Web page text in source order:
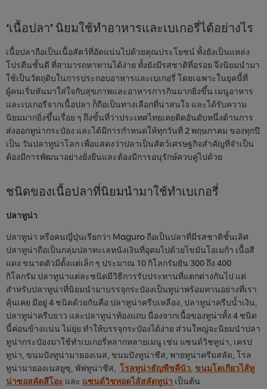
‘เนื้อปลา’ นิยมใช้ทำอาหารและเบเกอรี่ได้อย่างไร
เนื้อปลาถือเป็นเนื้อสัตว์ที่อัดแน่นไปด้วยคุณประโยชน์ ทั้งยังเป็นแหล่ง
โปรตีนชั้นดี ที่สามารถหาทานได้ง่าย ทั้งยังมีรสชาติที่อร่อย จึงนิยมนำมา
ใช้เป็นวัตถุดิบในการประกอบอาหารและเบเกอรี่ โดยเฉพาะในยุคนี้ที่
ผู้คนเริ่มหันมาใส่ใจกับสุขภาพและอาหารการกินมากยิ่งขึ้น เมนูอาหาร
และเบเกอรี่จากเนื้อปลา ก็ถือเป็นทางเลือกที่น่าสนใจ และได้รับความ
นิยมมากยิ่งขึ้นเรื่อย ๆ ถึงขั้นที่ว่าประเทศไทยเคยติดอันดับหนึ่งด้านการ
ส่งออกทูน่ากระป๋อง และได้มีการกำหนดให้ทุกวันที่ 2 พฤษภาคม ของทุกปี
เป็น วันปลาทูน่าโลก เพื่อแสดงว่าปลาเป็นสัตว์เศรษฐกิจสำคัญที่จำเป็น
ต้องมีการพัฒนาอย่างยั่งยืนและต้องมีการอนุรักษ์ควบคู่ไปด้วย
ชนิดของเนื้อปลาที่นิยมนำมาใช้ทำเบเกอรี่
ปลาทูน่า
ปลาทูน่า หรือคนญี่ปุ่นเรียกว่า Maguro ถือเป็นปลาที่มีรสชาติชั้นเลิศ
ปลาทูน่าถือเป็นกลุ่มปลาทะเลหนังเงินที่อุดมไปด้วยไขมันโอเมก้า เนื้อสี
แดง ขนาดตัวมีตั้งแต่เล็ก ๆ ประมาณ 10 กิโลกรัมยัน 300 ถึง 400
กิโลกรัม ปลาทูน่าแต่ละชนิดมีวิธีการรับประทานที่แตกต่างกันไป แต่
สำหรับปลาทูน่าที่นิยมนำมาบรรจุกระป๋องเป็นทูน่าพร้อมทานอย่างที่เรา
คุ้นเคย มีอยู่ 4 ชนิดด้วยกันคือ ปลาทูน่าครีบเหลือง, ปลาทูน่าครีบน้ำเงิน,
ปลาทูน่าครีบยาว และปลาทูน่าท้องแถบ นื่องจากเนื้อของทูน่าทั้ง 4 ชนิด
นี้ค่อนข้างแน่น ไม่ยุ่ย ทำให้บรรจุกระป๋องได้ง่าย ส่วนใหญ่จะนิยมนำปลา
ทูน่ากระป๋องมาใช้ทำเบเกอรี่หลากหลายเมนู เช่น แซนด์วิชทูน่า, เครป
ทูน่า, ขนมปังทูน่ามายองเนส, ขนมปังทูน่าชีส, พายทูน่าครีมสลัด, โรล
ทูน่ามายองเนสยูซุ, พัฟทูน่าชีส, โรลทูน่าธัญพืชคีนัว ขนมโตเกียวไส้ทู
น่าซอสคัตสึโอะ และ แซนด์วิชทอดไส้สลัดทูน่า เป็นต้น